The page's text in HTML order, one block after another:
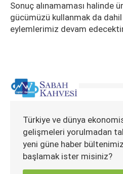
Sonuç alınamaması halinde
gücümüzü kullanmak da
eylemlerimiz devam
Türkiye ve dünya
gelişmeleri yorulmadan
yeni güne haber
başlamak ister misiniz?